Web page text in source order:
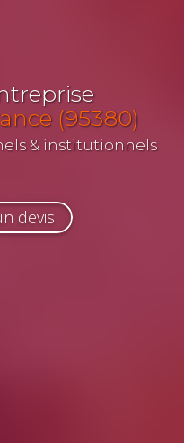
(95380)
& institutionnels
devis